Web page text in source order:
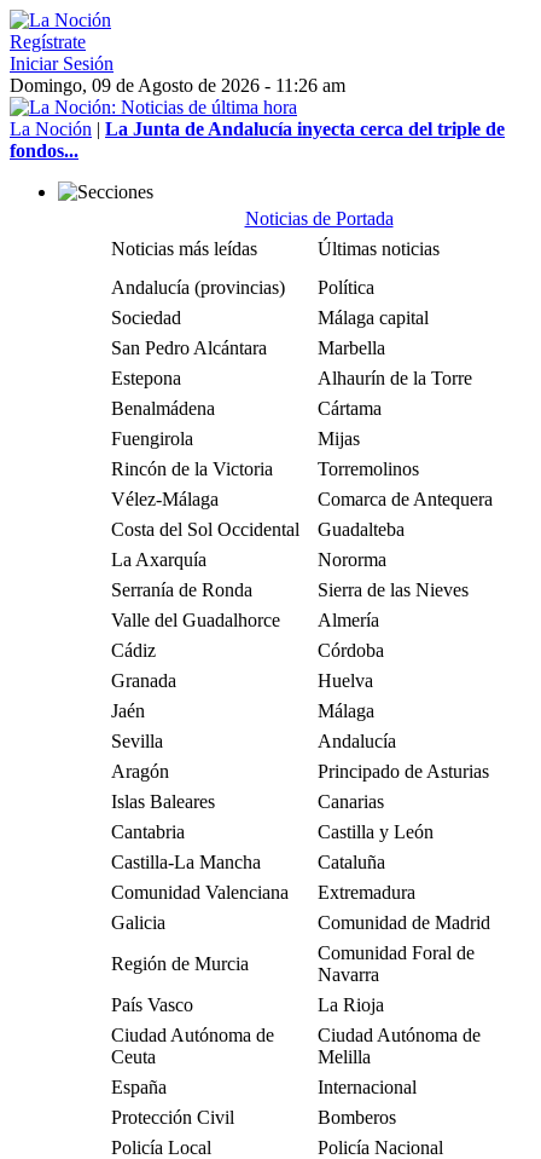
Regístrate
Iniciar Sesión
Domingo, 09 de Agosto de 2026 - 11:26 am
La Noción | La Junta de Andalucía inyecta cerca del triple de
fondos...
Noticias de Portada
Noticias más leídas
Últimas noticias
Andalucía (provincias)
Política
Sociedad
Málaga capital
San Pedro Alcántara
Marbella
Estepona
Alhaurín de la Torre
Benalmádena
Cártama
Fuengirola
Mijas
Rincón de la Victoria
Torremolinos
Vélez-Málaga
Comarca de Antequera
Costa del Sol Occidental
Guadalteba
La Axarquía
Nororma
Serranía de Ronda
Sierra de las Nieves
Valle del Guadalhorce
Almería
Cádiz
Córdoba
Granada
Huelva
Jaén
Málaga
Sevilla
Andalucía
Aragón
Principado de Asturias
Islas Baleares
Canarias
Cantabria
Castilla y León
Castilla-La Mancha
Cataluña
Comunidad Valenciana
Extremadura
Galicia
Comunidad de Madrid
Región de Murcia
Comunidad Foral de
Navarra
País Vasco
La Rioja
Ciudad Autónoma de
Ceuta
Ciudad Autónoma de
Melilla
España
Internacional
Protección Civil
Bomberos
Policía Local
Policía Nacional